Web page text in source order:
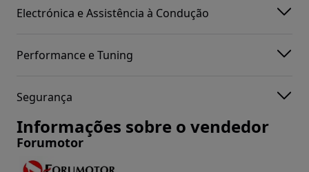
Electrónica e Assistência à Condução
Performance e Tuning
Segurança
Informações sobre o vendedor
Forumotor